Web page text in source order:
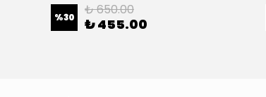
%30 ₺ 650.00
₺ 455.00